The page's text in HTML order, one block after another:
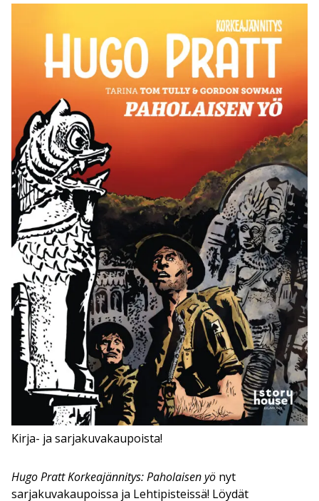
Kirja- ja sarjakuvakaupoista!
Hugo Pratt Korkeajännitys: Paholaisen yö nyt
sarjakuvakaupoissa ja Lehtipisteissä! Löydät